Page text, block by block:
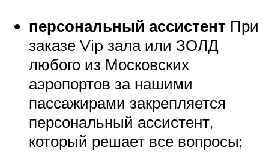
персональный ассистент При
заказе Vip зала или ЗОЛД
любого из Московских
аэропортов за нашими
пассажирами закрепляется
персональный ассистент,
который решает все вопросы;